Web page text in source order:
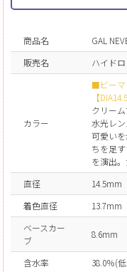
商品名
GAL
販売名
ハイド
カラー
■ビーマ
【
クリー
水光レ
可愛い
ちを足
を演出
直径
14.5mm
着色直径
13.7mm
ベースカー
ブ
8.6mm
含水率
38.0％(